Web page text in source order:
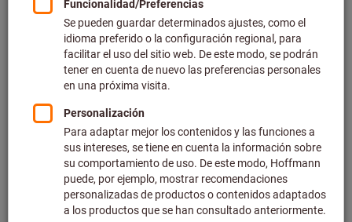
Precio por 1 Unidad (0,21 € / 1 Metros)
más IVA en la tarifa actual Gastos de envío no incluidos
Precios individuales para clientes empresariales después
iniciar sesión.
Añadir a la cesta de la compra
En stock